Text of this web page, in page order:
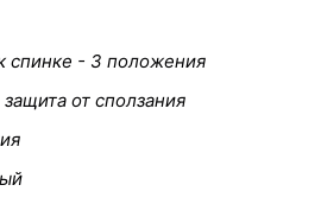
спинке - 3 положения
от сползания